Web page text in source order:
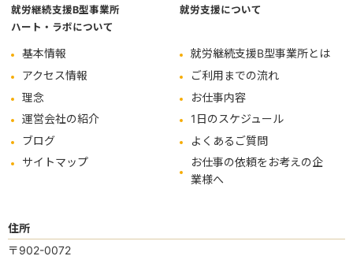
就労継続支援B型事業所
ハート・ラボについて
基本情報
アクセス情報
理念
運営会社の紹介
ブログ
サイトマップ
就労支援について
就労継続支援B型事業所とは
ご利用までの流れ
お仕事内容
1日のスケジュール
よくあるご質問
お仕事の依頼をお考えの企
業様へ
住所
〒902-0072